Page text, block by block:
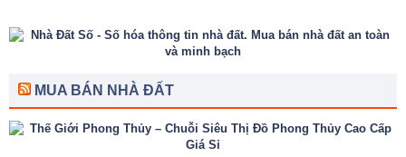
MUA BÁN NHÀ ĐẤT